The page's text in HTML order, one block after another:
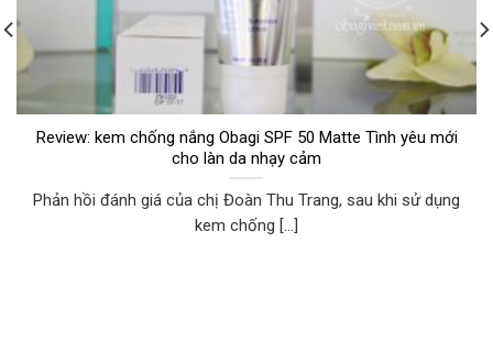
Review: kem chống nắng Obagi SPF 50 Matte Tình yêu mới
cho làn da nhạy cảm
Phản hồi đánh giá của chị Đoàn Thu Trang, sau khi sử dụng
kem chống [...]